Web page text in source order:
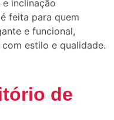
inclinação
feita para quem
e funcional,
estilo e qualidade.
de